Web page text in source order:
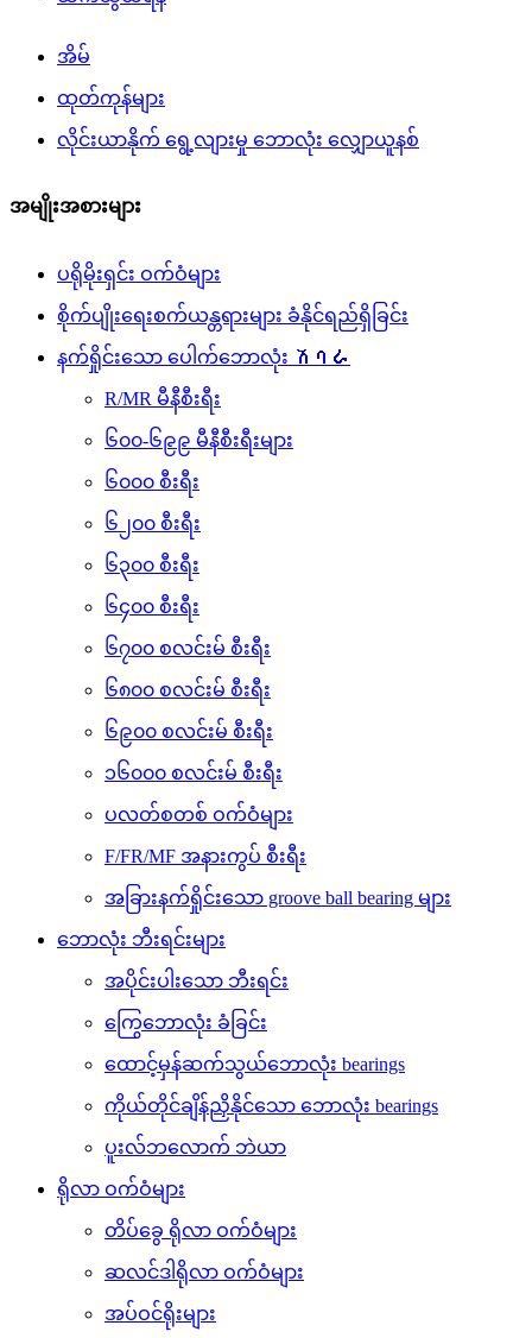
အိမ်
ထုတ်ကုန်များ
လိုင်းယာနိုက် ရွေ့လျားမှု ဘောလုံး လျှောယူနစ်
အမျိုးအစားများ
ပရိုမိုးရှင်း ဝက်ဝံများ
စိုက်ပျိုးရေးစက်ယန္တရားများ ခံနိုင်ရည်ရှိခြင်း
နက်ရှိုင်းသော ပေါက်ဘောလုံး ሽባራ
R/MR မီနီစီးရီး
၆၀၀-၆၉၉ မီနီစီးရီးများ
၆၀၀၀ စီးရီး
၆၂၀၀ စီးရီး
၆၃၀၀ စီးရီး
၆၄၀၀ စီးရီး
၆၇၀၀ စလင်းမ် စီးရီး
၆၈၀၀ စလင်းမ် စီးရီး
၆၉၀၀ စလင်းမ် စီးရီး
၁၆၀၀၀ စလင်းမ် စီးရီး
ပလတ်စတစ် ဝက်ဝံများ
F/FR/MF အနားကွပ် စီးရီး
အခြားနက်ရှိုင်းသော groove ball bearing များ
ဘောလုံး ဘီးရင်းများ
အပိုင်းပါးသော ဘီးရင်း
ကြွေဘောလုံး ခံခြင်း
ထောင့်မှန်ဆက်သွယ်ဘောလုံး bearings
ကိုယ်တိုင်ချိန်ညှိနိုင်သော ဘောလုံး bearings
ပူးလ်ဘလောက် ဘဲယာ
ရိုလာ ဝက်ဝံများ
တိပ်ခွေ ရိုလာ ဝက်ဝံများ
ဆလင်ဒါရိုလာ ဝက်ဝံများ
အပ်ဝင်ရိုးများ